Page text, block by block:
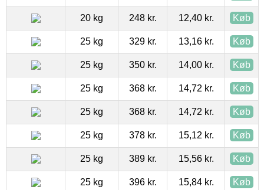
20 kg 248 kr. 12,40 kr. Køb
25 kg 329 kr. 13,16 kr. Køb
25 kg 350 kr. 14,00 kr. Køb
25 kg 368 kr. 14,72 kr. Køb
25 kg 368 kr. 14,72 kr. Køb
25 kg 378 kr. 15,12 kr. Køb
25 kg 389 kr. 15,56 kr. Køb
25 kg 396 kr. 15,84 kr. Køb